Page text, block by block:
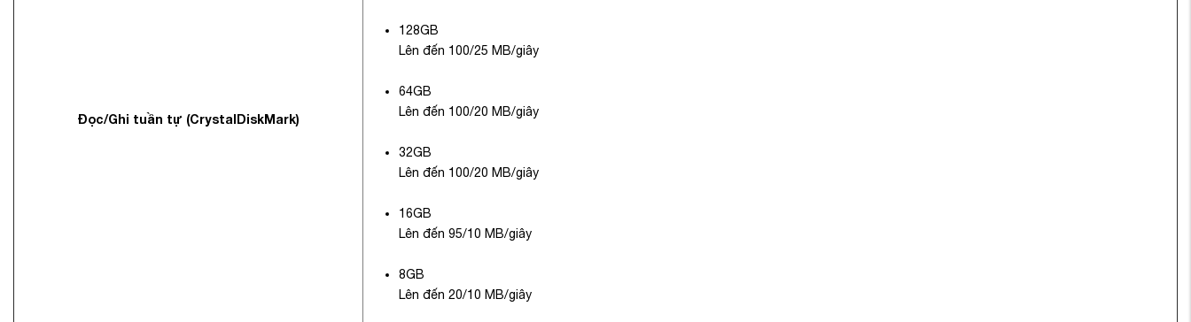
Đọc/Ghi tuần tự (CrystalDiskMark)
128GB
Lên đến 100/25 MB/giây
64GB
Lên đến 100/20 MB/giây
32GB
Lên đến 100/20 MB/giây
16GB
Lên đến 95/10 MB/giây
8GB
Lên đến 20/10 MB/giây